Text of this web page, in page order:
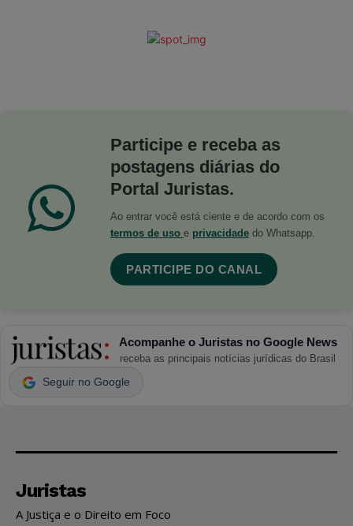
Participe e receba as
postagens diárias do
Portal Juristas.
Ao entrar você está ciente e de acordo com os
termos de uso e privacidade do Whatsapp.
PARTICIPE DO CANAL
Acompanhe o Juristas no Google News
receba as principais notícias jurídicas do Brasil
Seguir no Google
Juristas
A Justiça e o Direito em Foco